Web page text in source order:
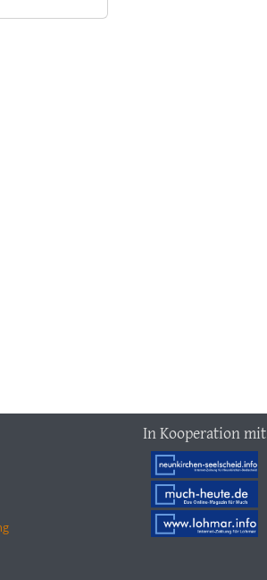
In Kooperation mit